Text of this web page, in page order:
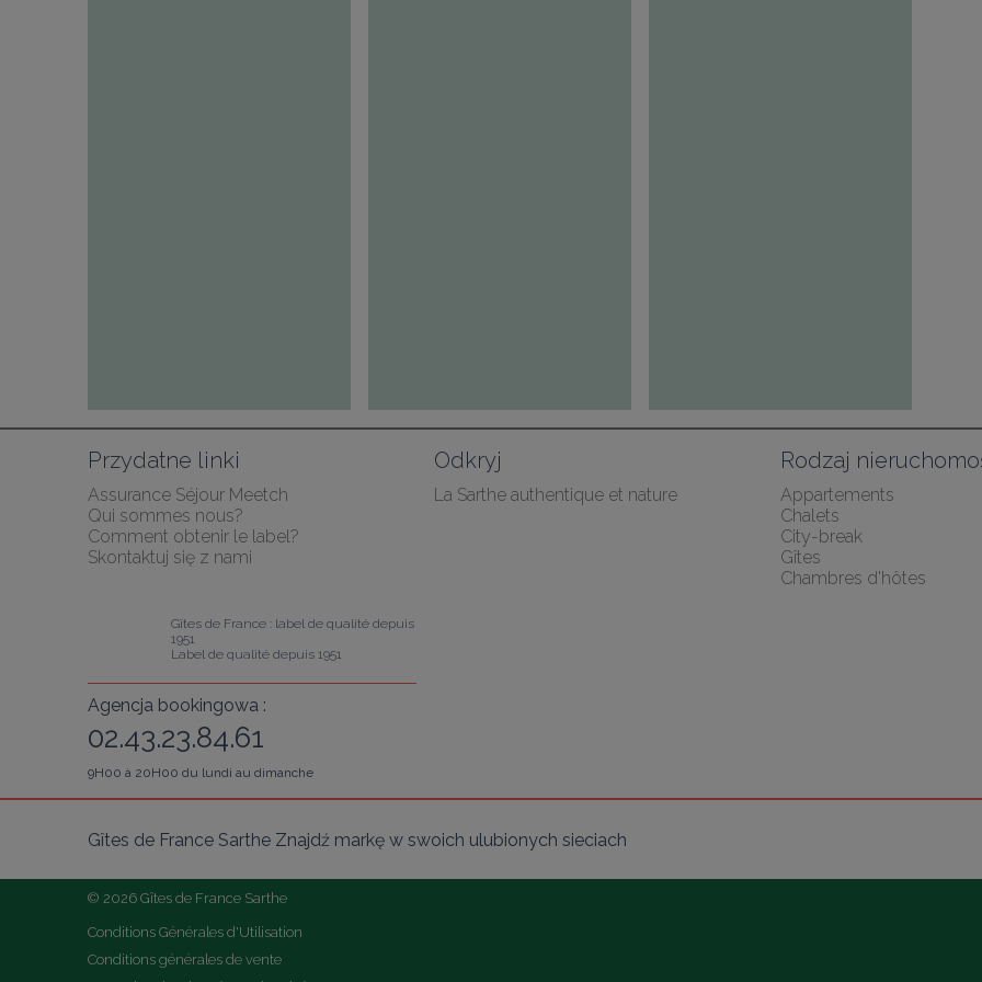
Przydatne linki
Assurance Séjour Meetch
Qui sommes nous?
Comment obtenir le label?
Skontaktuj się z nami
Odkryj
La Sarthe authentique et nature
Rodzaj
Appartements
Chalets
City-break
Gîtes
Chambres d'hôtes
Gîtes de France : label de qualité depuis
1951
Label de qualité depuis 1951
Agencja bookingowa :
02.43.23.84.61
9H00 à 20H00 du lundi au dimanche
Gîtes de France Sarthe Znajdź markę w swoich ulubionych sieciach
© 2026 Gîtes de France Sarthe
Conditions Générales d'Utilisation
Conditions générales de vente